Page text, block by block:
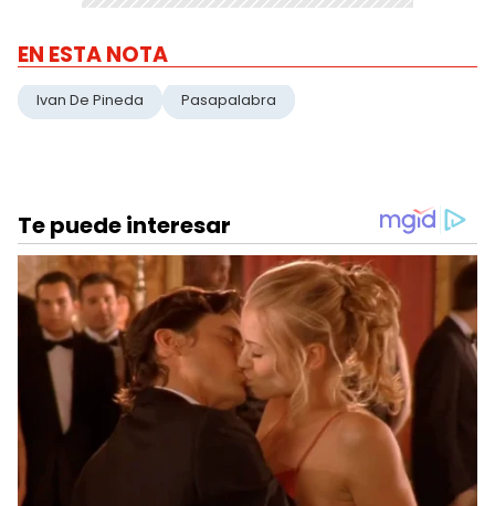
EN ESTA NOTA
Ivan De Pineda Pasapalabra